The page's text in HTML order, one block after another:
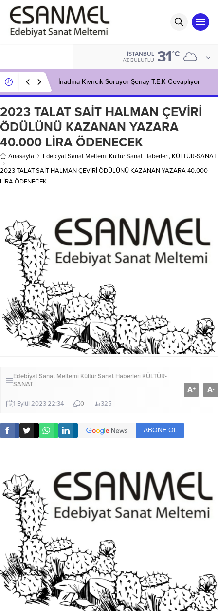
İSTANBUL
AZ BULUTLU 31°C
İnadına Kıvırcık Soruyor Şenay T.E.K Cevaplıyor
2023 TALAT SAİT HALMAN ÇEVİRİ
ÖDÜLÜNÜ KAZANAN YAZARA
40.000 LİRA ÖDENECEK
Anasayfa Edebiyat Sanat Meltemi Kültür Sanat Haberleri, KÜLTÜR-SANAT
2023 TALAT SAİT HALMAN ÇEVİRİ ÖDÜLÜNÜ KAZANAN YAZARA 40.000
LİRA ÖDENECEK
Edebiyat Sanat Meltemi Kültür Sanat Haberleri KÜLTÜR-
SANAT
1 Eylül 2023 22:34 0 325
A+ A-
ABONE OL